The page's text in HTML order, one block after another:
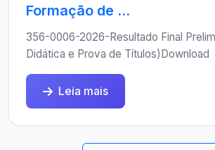
Formação de ...
356-0006-2026-Resultado Final
Didática e Prova de Títulos)Download
Leia mais